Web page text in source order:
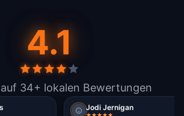
4.1
34+ lokalen Bewertungen
Jodi Jernigan